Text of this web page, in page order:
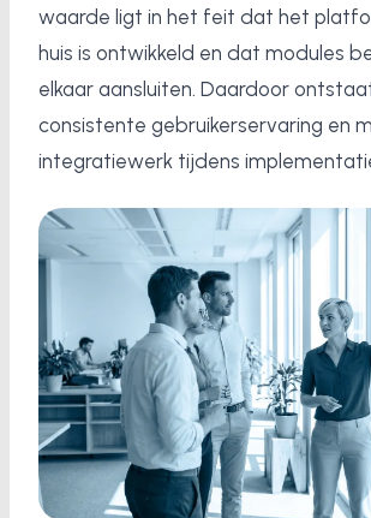
waarde ligt in het feit dat het
huis is ontwikkeld en dat modules
elkaar aansluiten. Daardoor
consistente gebruikerservaring en
integratiewerk tijdens